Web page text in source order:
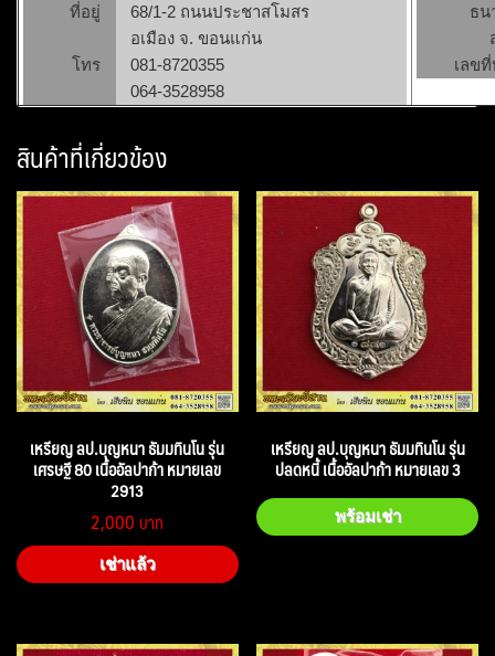
ที่อยู่
68/1-2 ถนนประชาสโมสร
อเมือง จ. ขอนแก่น
โทร
081-8720355
064-3528958
ธน
เลข
สินค้าที่เกี่ยวข้อง
เหรียญ ลป.บุญหนา ธัมมทินโน รุ่น
เศรษฐี 80 เนื้ออัลปาก้า หมายเลข
2913
2,000
เช่าแล้ว
เหรียญ ลป.บุญหนา ธัมมทินโน รุ่น
ปลดหนี้ เนื้ออัลปาก้า หมายเลข 3
พร้อมเช่า